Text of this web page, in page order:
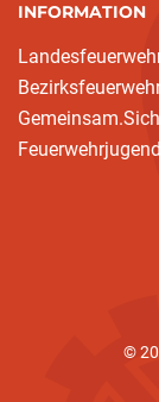
INFORMATION
©